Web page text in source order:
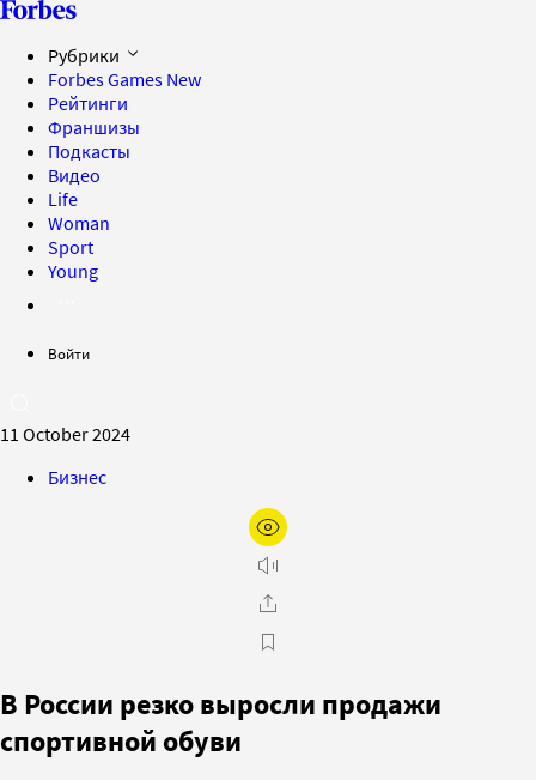
Рубрики
Forbes Games New
Рейтинги
Франшизы
Подкасты
Видео
Life
Woman
Sport
Young
Войти
11 October 2024
Бизнес
В России резко выросли продажи
спортивной обуви